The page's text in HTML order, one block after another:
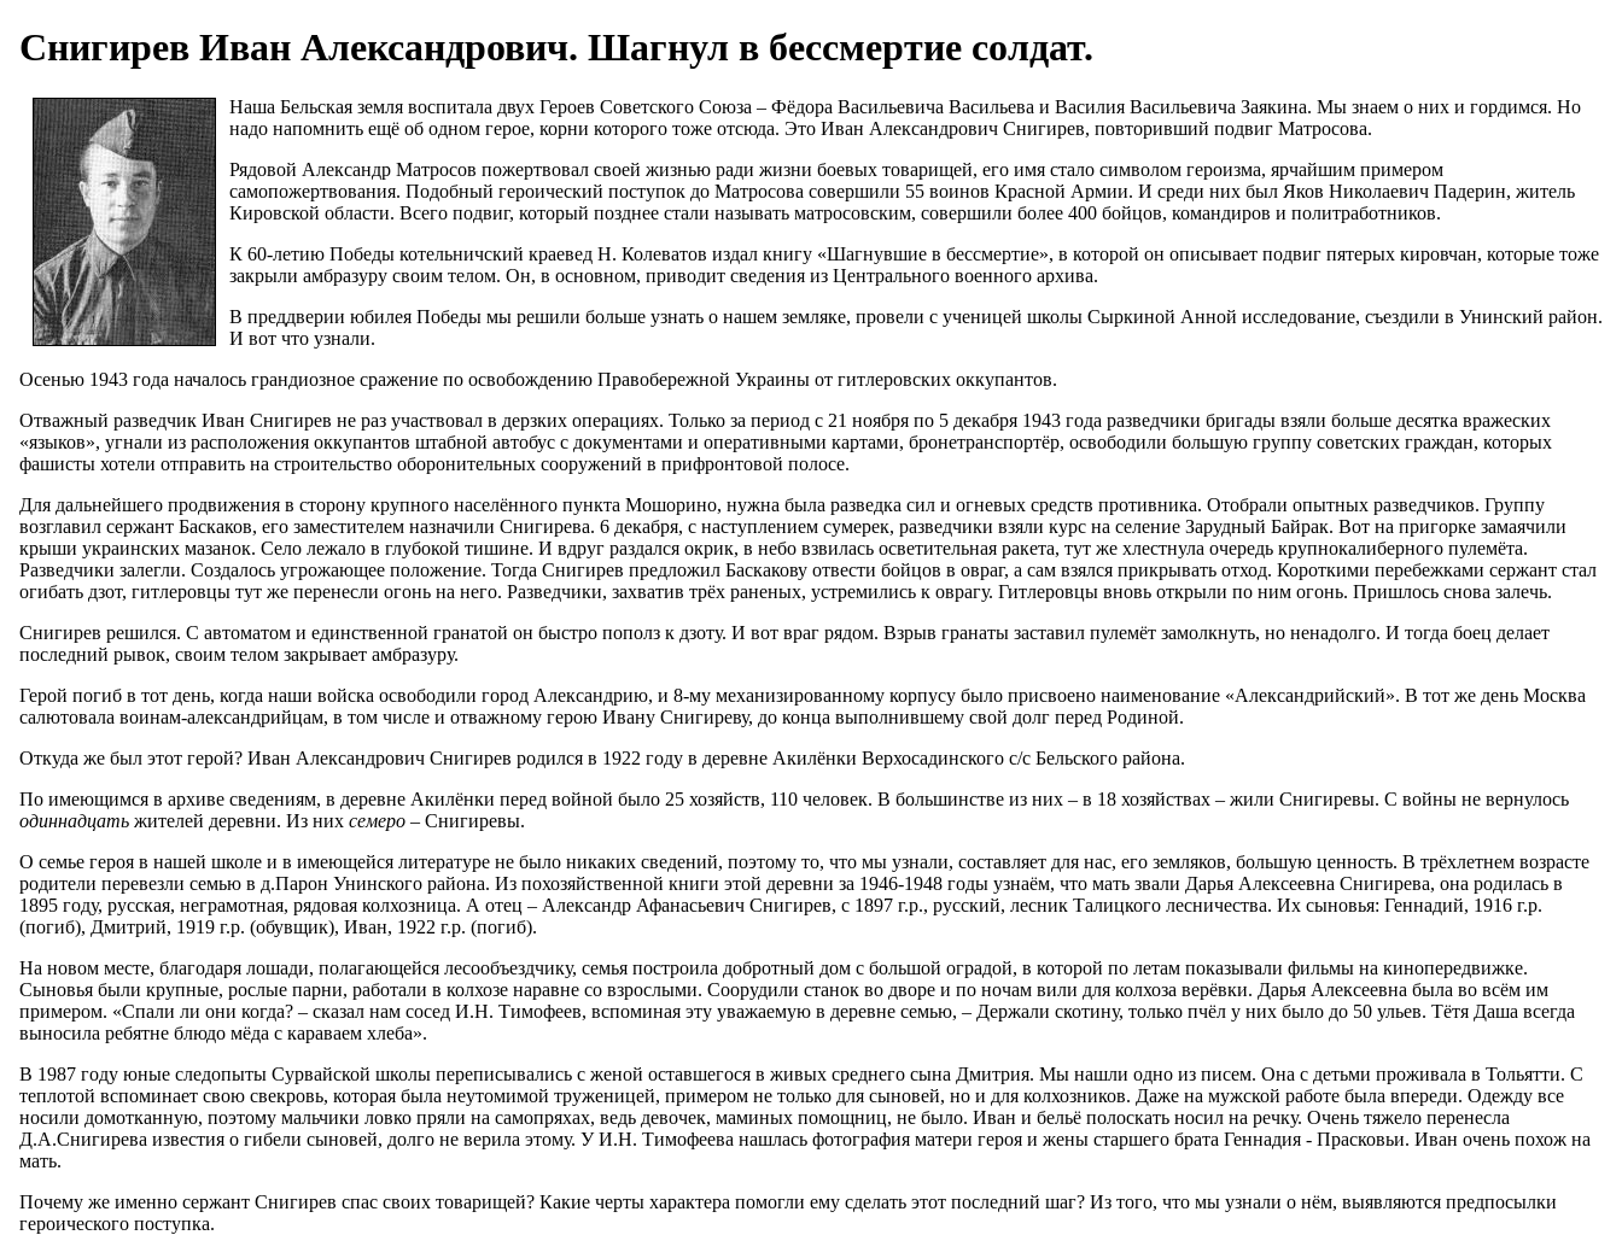
Снигирев Иван Александрович. Шагнул в бессмертие солдат.
Наша Бельская земля воспитала двух Героев Советского Союза – Фёдора Васильевича Васильева и Василия Васильевича Заякина. Мы знаем о них и гордимся. Но
надо напомнить ещё об одном герое, корни которого тоже отсюда. Это Иван Александрович Снигирев, повторивший подвиг Матросова.
Рядовой Александр Матросов пожертвовал своей жизнью ради жизни боевых товарищей, его имя стало символом героизма, ярчайшим примером
самопожертвования. Подобный героический поступок до Матросова совершили 55 воинов Красной Армии. И среди них был Яков Николаевич Падерин, житель
Кировской области. Всего подвиг, который позднее стали называть матросовским, совершили более 400 бойцов, командиров и политработников.
К 60-летию Победы котельничский краевед Н. Колеватов издал книгу «Шагнувшие в бессмертие», в которой он описывает подвиг пятерых кировчан, которые тоже
закрыли амбразуру своим телом. Он, в основном, приводит сведения из Центрального военного архива.
В преддверии юбилея Победы мы решили больше узнать о нашем земляке, провели с ученицей школы Сыркиной Анной исследование, съездили в Унинский район.
И вот что узнали.
Осенью 1943 года началось грандиозное сражение по освобождению Правобережной Украины от гитлеровских оккупантов.
Отважный разведчик Иван Снигирев не раз участвовал в дерзких операциях. Только за период с 21 ноября по 5 декабря 1943 года разведчики бригады взяли больше десятка вражеских
«языков», угнали из расположения оккупантов штабной автобус с документами и оперативными картами, бронетранспортёр, освободили большую группу советских граждан, которых
фашисты хотели отправить на строительство оборонительных сооружений в прифронтовой полосе.
Для дальнейшего продвижения в сторону крупного населённого пункта Мошорино, нужна была разведка сил и огневых средств противника. Отобрали опытных разведчиков. Группу
возглавил сержант Баскаков, его заместителем назначили Снигирева. 6 декабря, с наступлением сумерек, разведчики взяли курс на селение Зарудный Байрак. Вот на пригорке замаячили
крыши украинских мазанок. Село лежало в глубокой тишине. И вдруг раздался окрик, в небо взвилась осветительная ракета, тут же хлестнула очередь крупнокалиберного пулемёта.
Разведчики залегли. Создалось угрожающее положение. Тогда Снигирев предложил Баскакову отвести бойцов в овраг, а сам взялся прикрывать отход. Короткими перебежками сержант стал
огибать дзот, гитлеровцы тут же перенесли огонь на него. Разведчики, захватив трёх раненых, устремились к оврагу. Гитлеровцы вновь открыли по ним огонь. Пришлось снова залечь.
Снигирев решился. С автоматом и единственной гранатой он быстро пополз к дзоту. И вот враг рядом. Взрыв гранаты заставил пулемёт замолкнуть, но ненадолго. И тогда боец делает
последний рывок, своим телом закрывает амбразуру.
Герой погиб в тот день, когда наши войска освободили город Александрию, и 8-му механизированному корпусу было присвоено наименование «Александрийский». В тот же день Москва
салютовала воинам-александрийцам, в том числе и отважному герою Ивану Снигиреву, до конца выполнившему свой долг перед Родиной.
Откуда же был этот герой? Иван Александрович Снигирев родился в 1922 году в деревне Акилёнки Верхосадинского с/с Бельского района.
По имеющимся в архиве сведениям, в деревне Акилёнки перед войной было 25 хозяйств, 110 человек. В большинстве из них – в 18 хозяйствах – жили Снигиревы. С войны не вернулось
одиннадцать жителей деревни. Из них семеро – Снигиревы.
О семье героя в нашей школе и в имеющейся литературе не было никаких сведений, поэтому то, что мы узнали, составляет для нас, его земляков, большую ценность. В трёхлетнем возрасте
родители перевезли семью в д.Парон Унинского района. Из похозяйственной книги этой деревни за 1946-1948 годы узнаём, что мать звали Дарья Алексеевна Снигирева, она родилась в
1895 году, русская, неграмотная, рядовая колхозница. А отец – Александр Афанасьевич Снигирев, с 1897 г.р., русский, лесник Талицкого лесничества. Их сыновья: Геннадий, 1916 г.р.
(погиб), Дмитрий, 1919 г.р. (обувщик), Иван, 1922 г.р. (погиб).
На новом месте, благодаря лошади, полагающейся лесообъездчику, семья построила добротный дом с большой оградой, в которой по летам показывали фильмы на кинопередвижке.
Сыновья были крупные, рослые парни, работали в колхозе наравне со взрослыми. Соорудили станок во дворе и по ночам вили для колхоза верёвки. Дарья Алексеевна была во всём им
примером. «Спали ли они когда? – сказал нам сосед И.Н. Тимофеев, вспоминая эту уважаемую в деревне семью, – Держали скотину, только пчёл у них было до 50 ульев. Тётя Даша всегда
выносила ребятне блюдо мёда с караваем хлеба».
В 1987 году юные следопыты Сурвайской школы переписывались с женой оставшегося в живых среднего сына Дмитрия. Мы нашли одно из писем. Она с детьми проживала в Тольятти. С
теплотой вспоминает свою свекровь, которая была неутомимой труженицей, примером не только для сыновей, но и для колхозников. Даже на мужской работе была впереди. Одежду все
носили домотканную, поэтому мальчики ловко пряли на самопряхах, ведь девочек, маминых помощниц, не было. Иван и бельё полоскать носил на речку. Очень тяжело перенесла
Д.А.Снигирева известия о гибели сыновей, долго не верила этому. У И.Н. Тимофеева нашлась фотография матери героя и жены старшего брата Геннадия - Прасковьи. Иван очень похож на
мать.
Почему же именно сержант Снигирев спас своих товарищей? Какие черты характера помогли ему сделать этот последний шаг? Из того, что мы узнали о нём, выявляются предпосылки
героического поступка.